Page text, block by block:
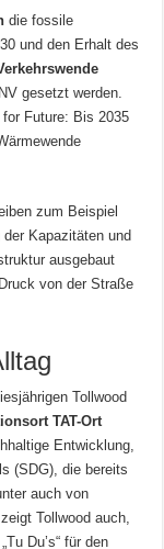
die fossile
und den Erhalt des
gesetzt werden.
Future: Bis 2035
zum Beispiel
Kapazitäten und
ausgebaut
von der Straße
Tollwood
TAT-Ort
Entwicklung,
(SDG), die bereits
auch von
Tollwood auch,
Du’s“ für den